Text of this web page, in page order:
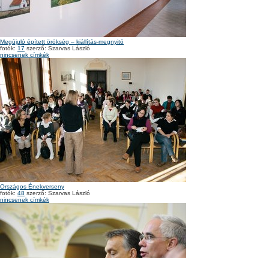
Megújuló épített örökség – kiállítás-megnyitó
fotók: 17 szerző: Szarvas László
nincsenek címkék
Országos Énekverseny
fotók: 48 szerző: Szarvas László
nincsenek címkék